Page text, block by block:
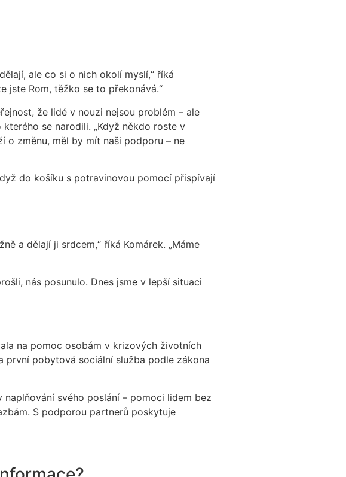
ale co si o nich okolí myslí,“ říká
jste Rom, těžko se to překonává.“
že lidé v nouzi nejsou problém – ale
se narodili. „Když někdo roste v
o změnu, měl by mít naši podporu – ne
do košíku s potravinovou pomocí přispívají
a dělají ji srdcem,“ říká Komárek. „Máme
nás posunulo. Dnes jsme v lepší situaci
na pomoc osobám v krizových životních
první pobytová sociální služba podle zákona
svého poslání – pomoci lidem bez
S podporou partnerů poskytuje